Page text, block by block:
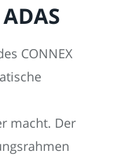
CONNEX
macht. Der